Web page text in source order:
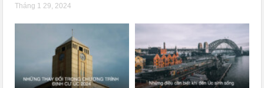
Tháng 1 29, 2024